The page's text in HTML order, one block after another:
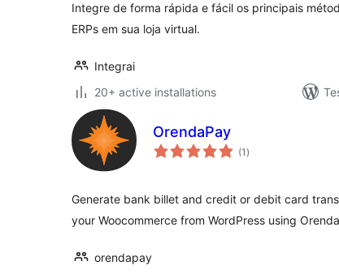
Integre de forma rápida e fácil os principais
ERPs em sua loja virtual.
Integrai
20+ active installations
OrendaPay
(1 total
ratings
)
Generate bank billet and credit or debit card
your Woocommerce from WordPress using
orendapay